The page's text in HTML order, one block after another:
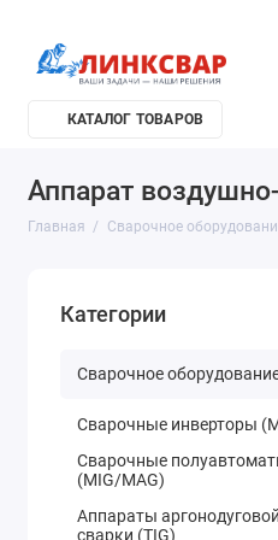
КАТАЛОГ ТОВАРОВ
Аппарат
Главная Сварочное
Категории
Сварочное
Сварочные инверторы
Сварочные
(MIG/MAG)
Аппараты аргонодуговой
сварки (TIG)